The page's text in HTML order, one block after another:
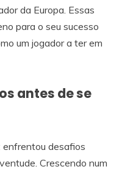
da Europa. Essas
para o seu sucesso
um jogador a ter em
antes de se
desafios
Crescendo num